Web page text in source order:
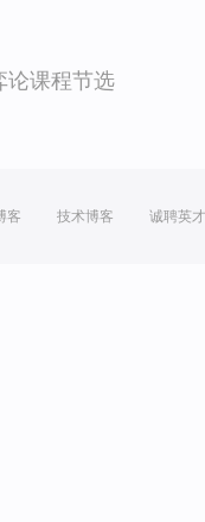
论课程节选
客 技术博客 诚聘英才